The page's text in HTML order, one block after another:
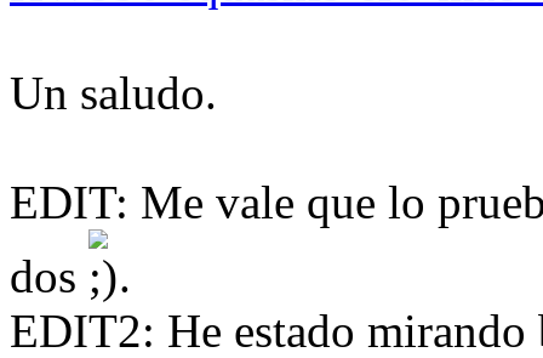
Un saludo.
EDIT: Me vale que lo
dos
.
EDIT2: He estado mirando